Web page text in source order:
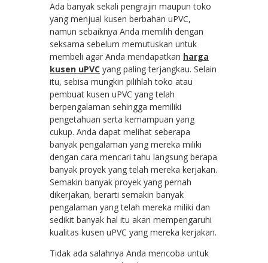
Ada banyak sekali pengrajin maupun toko
yang menjual kusen berbahan uPVC,
namun sebaiknya Anda memilih dengan
seksama sebelum memutuskan untuk
membeli agar Anda mendapatkan harga
kusen uPVC yang paling terjangkau. Selain
itu, sebisa mungkin pilihlah toko atau
pembuat kusen uPVC yang telah
berpengalaman sehingga memiliki
pengetahuan serta kemampuan yang
cukup. Anda dapat melihat seberapa
banyak pengalaman yang mereka miliki
dengan cara mencari tahu langsung berapa
banyak proyek yang telah mereka kerjakan.
Semakin banyak proyek yang pernah
dikerjakan, berarti semakin banyak
pengalaman yang telah mereka miliki dan
sedikit banyak hal itu akan mempengaruhi
kualitas kusen uPVC yang mereka kerjakan.
Tidak ada salahnya Anda mencoba untuk